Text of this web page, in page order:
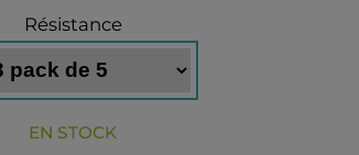
Résistance
EN STOCK